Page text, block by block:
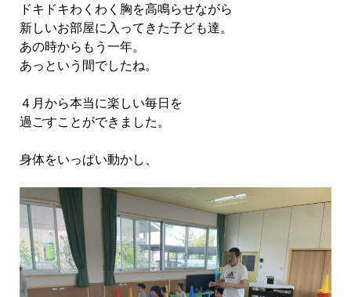
ドキドキわくわく胸を高鳴らせながら
新しいお部屋に入ってきた子ども達。
あの時からもう一年。
あっという間でしたね。
４月から本当に楽しい毎日を
過ごすことができました。
身体をいっぱい動かし、